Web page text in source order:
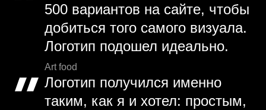
500 вариантов на сайте, чтобы
добиться того самого визуала.
Логотип подошел идеально.
Art food
Логотип получился именно
таким, как я и хотел: простым,